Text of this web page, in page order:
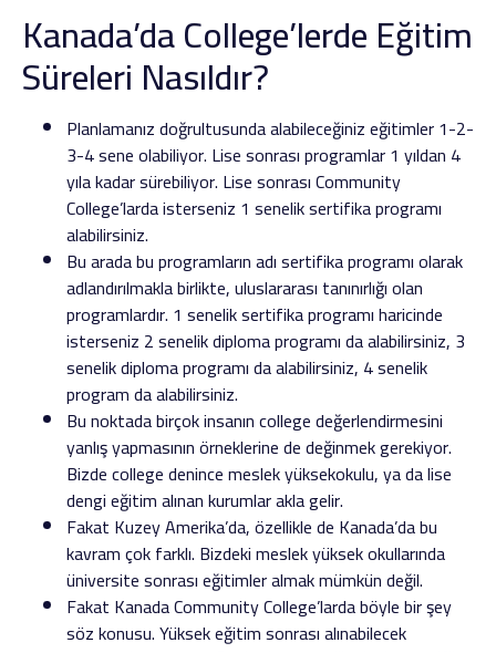
Kanada’da College’lerde Eğitim
Süreleri Nasıldır?
Planlamanız doğrultusunda alabileceğiniz eğitimler 1-2-
3-4 sene olabiliyor. Lise sonrası programlar 1 yıldan 4
yıla kadar sürebiliyor. Lise sonrası Community
College’larda isterseniz 1 senelik sertifika programı
alabilirsiniz.
Bu arada bu programların adı sertifika programı olarak
adlandırılmakla birlikte, uluslararası tanınırlığı olan
programlardır. 1 senelik sertifika programı haricinde
isterseniz 2 senelik diploma programı da alabilirsiniz, 3
senelik diploma programı da alabilirsiniz, 4 senelik
program da alabilirsiniz.
Bu noktada birçok insanın college değerlendirmesini
yanlış yapmasının örneklerine de değinmek gerekiyor.
Bizde college denince meslek yüksekokulu, ya da lise
dengi eğitim alınan kurumlar akla gelir.
Fakat Kuzey Amerika’da, özellikle de Kanada’da bu
kavram çok farklı. Bizdeki meslek yüksek okullarında
üniversite sonrası eğitimler almak mümkün değil.
Fakat Kanada Community College’larda böyle bir şey
söz konusu. Yüksek eğitim sonrası alınabilecek